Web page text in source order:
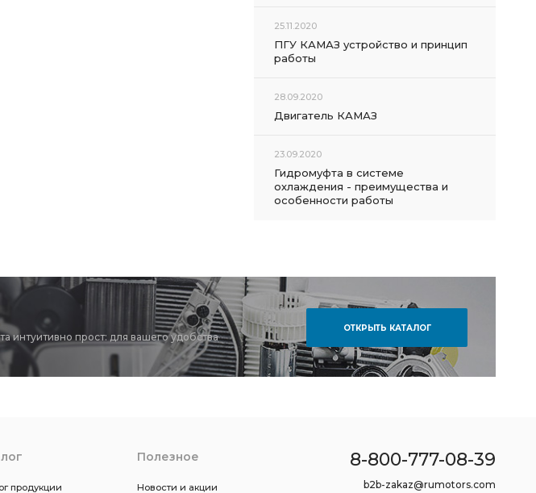
25.11.2020
ПГУ КАМАЗ устройство и принцип
работы
28.09.2020
Двигатель КАМАЗ
23.09.2020
Гидромуфта в системе
охлаждения - преимущества и
особенности работы
интуитивно прост: для вашего удобства
ОТКРЫТЬ КАТАЛОГ
продукции
Полезное
Новости и акции
8-800-777-08-39
b2b-zakaz@rumotors.com